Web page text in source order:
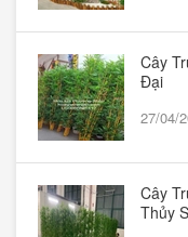
Cây
Đại
27/04/
Cây
Thủy